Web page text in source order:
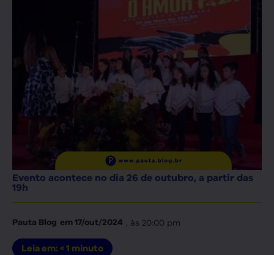
Evento acontece no dia 26 de outubro, a partir das
19h
Pauta Blog em17/out/2024 , às 20:00 pm
Leia em: < 1 minuto